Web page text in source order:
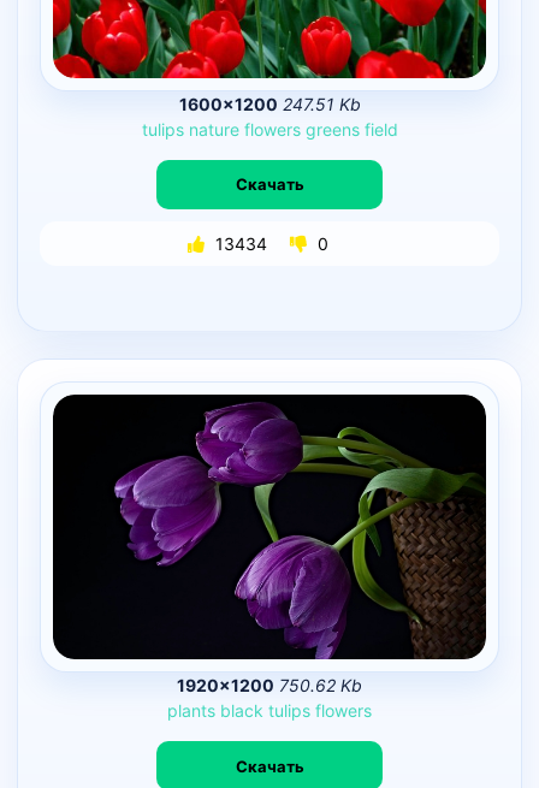
1600×1200 247.51 Kb
tulips nature flowers greens field
Скачать
13434 0
1920×1200 750.62 Kb
plants black tulips flowers
Скачать